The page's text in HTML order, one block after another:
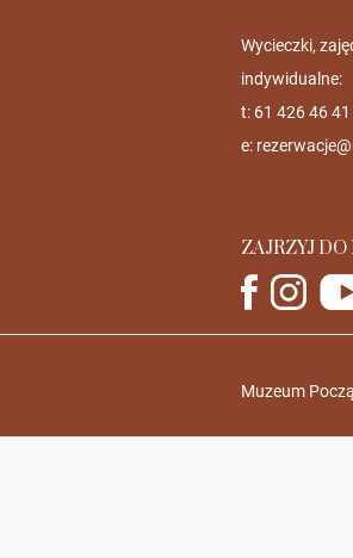
Wycieczki,
indywidualne:
t: 61 426 46
e:
ZAJRZYJ DO
Muzeum